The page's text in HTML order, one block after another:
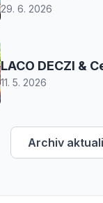
29. 6. 2026
LACO DECZI &
11. 5. 2026
Archiv